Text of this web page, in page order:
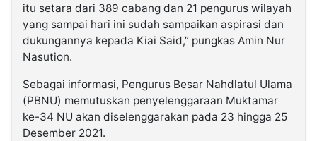
itu setara dari 389 cabang dan 21 pengurus wilayah
yang sampai hari ini sudah sampaikan aspirasi dan
dukungannya kepada Kiai Said,” pungkas Amin Nur
Nasution.
Sebagai informasi, Pengurus Besar Nahdlatul Ulama
(PBNU) memutuskan penyelenggaraan Muktamar
ke-34 NU akan diselenggarakan pada 23 hingga 25
Desember 2021.